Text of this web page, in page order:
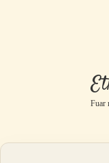
Fuar